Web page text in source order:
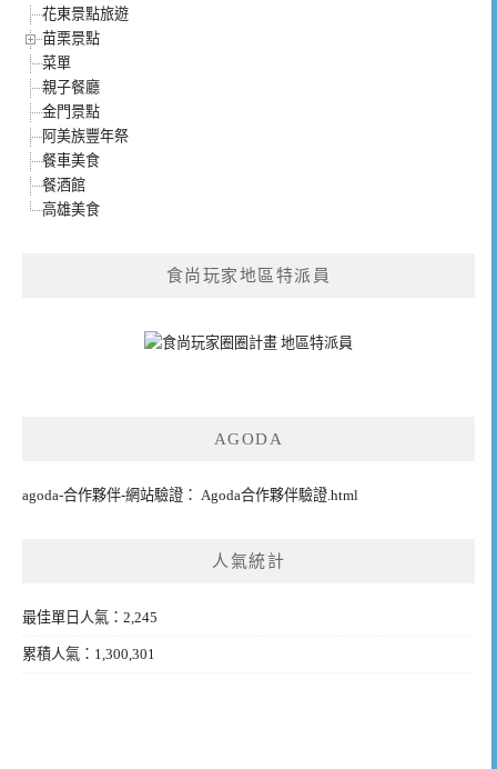
花東景點旅遊
苗栗景點
菜單
親子餐廳
金門景點
阿美族豐年祭
餐車美食
餐酒館
高雄美食
食尚玩家地區特派員
AGODA
agoda-合作夥伴-網站驗證： Agoda合作夥伴驗證.html
人氣統計
最佳單日人氣：2,245
累積人氣：1,300,301